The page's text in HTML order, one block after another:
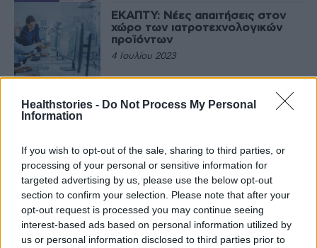
Healthstories - Do Not Process My Personal
Information
If you wish to opt-out of the sale, sharing to third parties, or
processing of your personal or sensitive information for
targeted advertising by us, please use the below opt-out
section to confirm your selection. Please note that after your
opt-out request is processed you may continue seeing
interest-based ads based on personal information utilized by
us or personal information disclosed to third parties prior to
ΕΚΑΠΤΥ: Νέες απαιτήσεις στον
χώρο των ιατροτεχνολογικών
προϊόντων
4 Ιουλίου 2023
9 πράγματα που δεν πρέπει να
λέτε σε έναν επισκέπτη
27 Φεβρουαρίου 2026